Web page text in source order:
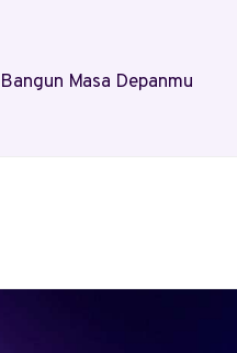
Masa Depanmu